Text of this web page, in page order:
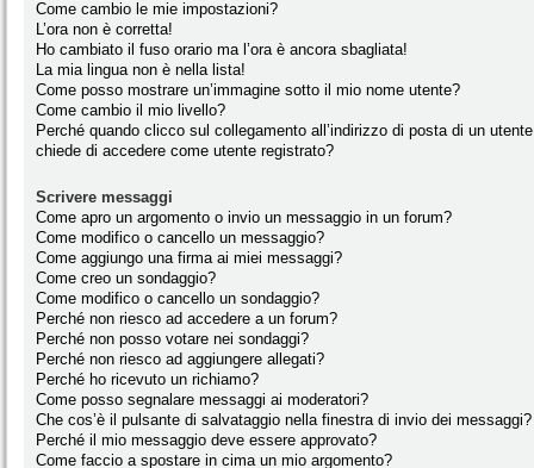
Come cambio le mie impostazioni?
L’ora non è corretta!
Ho cambiato il fuso orario ma l’ora è ancora sbagliata!
La mia lingua non è nella lista!
Come posso mostrare un’immagine sotto il mio nome utente?
Come cambio il mio livello?
Perché quando clicco sul collegamento all’indirizzo di posta di un
chiede di accedere come utente registrato?
Scrivere messaggi
Come apro un argomento o invio un messaggio in un forum?
Come modifico o cancello un messaggio?
Come aggiungo una firma ai miei messaggi?
Come creo un sondaggio?
Come modifico o cancello un sondaggio?
Perché non riesco ad accedere a un forum?
Perché non posso votare nei sondaggi?
Perché non riesco ad aggiungere allegati?
Perché ho ricevuto un richiamo?
Come posso segnalare messaggi ai moderatori?
Che cos’è il pulsante di salvataggio nella finestra di invio dei messaggi?
Perché il mio messaggio deve essere approvato?
Come faccio a spostare in cima un mio argomento?